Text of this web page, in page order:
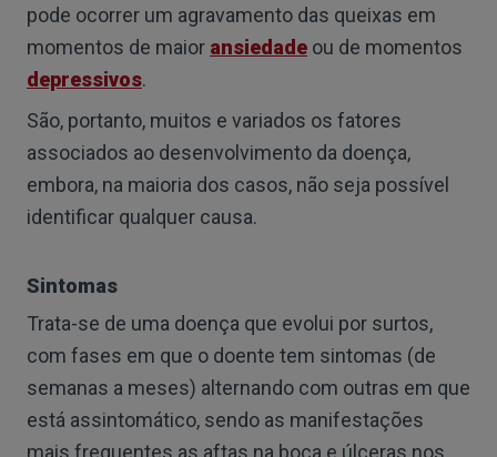
pode ocorrer um agravamento das queixas em
momentos de maior ansiedade ou de momentos
depressivos.
São, portanto, muitos e variados os fatores
associados ao desenvolvimento da doença,
embora, na maioria dos casos, não seja possível
identificar qualquer causa.
Sintomas
Trata-se de uma doença que evolui por surtos,
com fases em que o doente tem sintomas (de
semanas a meses) alternando com outras em que
está assintomático, sendo as manifestações
mais frequentes as aftas na boca e úlceras nos